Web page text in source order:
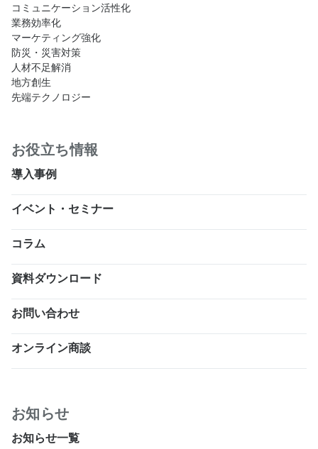
コミュニケーション活性化
業務効率化
マーケティング強化
防災・災害対策
人材不足解消
地方創生
先端テクノロジー
お役立ち情報
導入事例
イベント・セミナー
コラム
資料ダウンロード
お問い合わせ
オンライン商談
お知らせ
お知らせ一覧